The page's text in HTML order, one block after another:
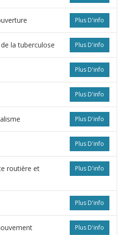
Plus D'info
Plus D'info
la tuberculose
Plus D'info
Plus D'info
Plus D'info
Plus D'info
Plus D'info
routière et
Plus D'info
Plus D'info